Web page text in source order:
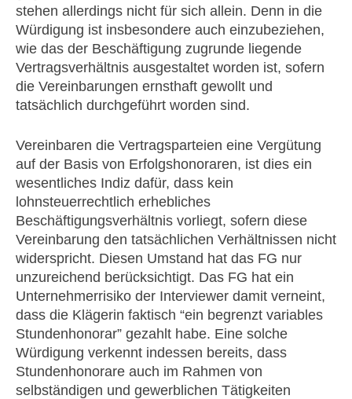
stehen allerdings nicht für sich allein. Denn in die
Würdigung ist insbesondere auch einzubeziehen,
wie das der Beschäftigung zugrunde liegende
Vertragsverhältnis ausgestaltet worden ist, sofern
die Vereinbarungen ernsthaft gewollt und
tatsächlich durchgeführt worden sind.
Vereinbaren die Vertragsparteien eine Vergütung
auf der Basis von Erfolgshonoraren, ist dies ein
wesentliches Indiz dafür, dass kein
lohnsteuerrechtlich erhebliches
Beschäftigungsverhältnis vorliegt, sofern diese
Vereinbarung den tatsächlichen Verhältnissen nicht
widerspricht. Diesen Umstand hat das FG nur
unzureichend berücksichtigt. Das FG hat ein
Unternehmerrisiko der Interviewer damit verneint,
dass die Klägerin faktisch “ein begrenzt variables
Stundenhonorar” gezahlt habe. Eine solche
Würdigung verkennt indessen bereits, dass
Stundenhonorare auch im Rahmen von
selbständigen und gewerblichen Tätigkeiten